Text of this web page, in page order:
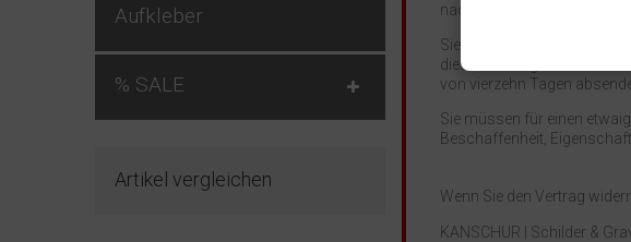
nachdem, welches der
Sie haben die Waren
dieses Vertrags
von vierzehn Tagen
Sie müssen für einen
Beschaffenheit,
Wenn Sie den Vertrag
KANSCHUR | Schilder &
Aufkleber
% SALE
Artikel vergleichen